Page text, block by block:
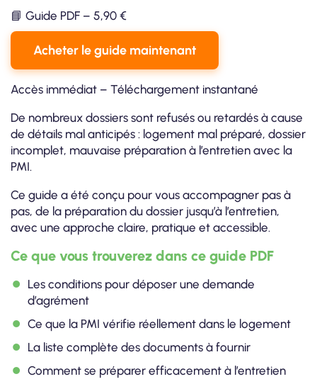
📘 Guide PDF – 5,90 €
Acheter le guide maintenant
Accès immédiat – Téléchargement instantané
De nombreux dossiers sont refusés ou retardés à cause
de détails mal anticipés : logement mal préparé, dossier
incomplet, mauvaise préparation à l’entretien avec la
PMI.
Ce guide a été conçu pour vous accompagner pas à
pas, de la préparation du dossier jusqu’à l’entretien,
avec une approche claire, pratique et accessible.
Ce que vous trouverez dans ce guide PDF
Les conditions pour déposer une demande
d’agrément
Ce que la PMI vérifie réellement dans le logement
La liste complète des documents à fournir
Comment se préparer efficacement à l’entretien